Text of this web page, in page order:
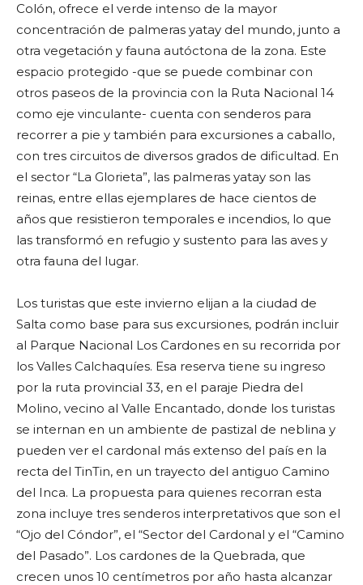
Colón, ofrece el verde intenso de la mayor
concentración de palmeras yatay del mundo, junto a
otra vegetación y fauna autóctona de la zona. Este
espacio protegido -que se puede combinar con
otros paseos de la provincia con la Ruta Nacional 14
como eje vinculante- cuenta con senderos para
recorrer a pie y también para excursiones a caballo,
con tres circuitos de diversos grados de dificultad. En
el sector “La Glorieta”, las palmeras yatay son las
reinas, entre ellas ejemplares de hace cientos de
años que resistieron temporales e incendios, lo que
las transformó en refugio y sustento para las aves y
otra fauna del lugar.
Los turistas que este invierno elijan a la ciudad de
Salta como base para sus excursiones, podrán incluir
al Parque Nacional Los Cardones en su recorrida por
los Valles Calchaquíes. Esa reserva tiene su ingreso
por la ruta provincial 33, en el paraje Piedra del
Molino, vecino al Valle Encantado, donde los turistas
se internan en un ambiente de pastizal de neblina y
pueden ver el cardonal más extenso del país en la
recta del TinTin, en un trayecto del antiguo Camino
del Inca. La propuesta para quienes recorran esta
zona incluye tres senderos interpretativos que son el
“Ojo del Cóndor”, el “Sector del Cardonal y el “Camino
del Pasado”. Los cardones de la Quebrada, que
crecen unos 10 centímetros por año hasta alcanzar